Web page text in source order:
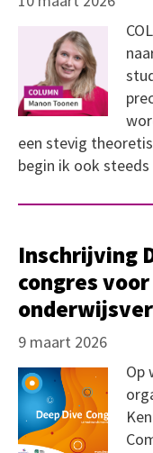
een stevig
begin ik ook
Inschrijving
congres voor
9 maart 2026
Op